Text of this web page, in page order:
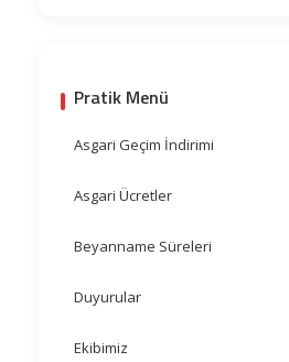
Pratik Menü
Asgari Geçim İndirimi
Asgari Ücretler
Beyanname Süreleri
Duyurular
Ekibimiz